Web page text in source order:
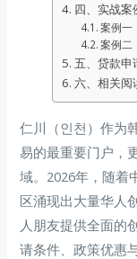
四、实战案
案例一
案例二
五、贷款申
六、相关阅
仁川（인천）作为
易的最重要门户，
域。2026年，随着
区涌现出大量华人
人朋友提供全面的
请条件、政策优惠